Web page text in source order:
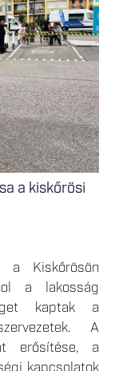
a kiskőrösi
a Kiskőrösön
a lakosság
kaptak a
A
erősítése, a